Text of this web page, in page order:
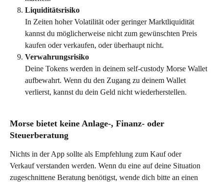
Liquiditätsrisiko
In Zeiten hoher Volatilität oder geringer Marktliquidität
kannst du möglicherweise nicht zum gewünschten Preis
kaufen oder verkaufen, oder überhaupt nicht.
Verwahrungsrisiko
Deine Tokens werden in deinem self-custody Morse Wallet
aufbewahrt. Wenn du den Zugang zu deinem Wallet
verlierst, kannst du dein Geld nicht wiederherstellen.
Morse bietet keine Anlage-, Finanz- oder
Steuerberatung
Nichts in der App sollte als Empfehlung zum Kauf oder
Verkauf verstanden werden. Wenn du eine auf deine Situation
zugeschnittene Beratung benötigst, wende dich bitte an einen